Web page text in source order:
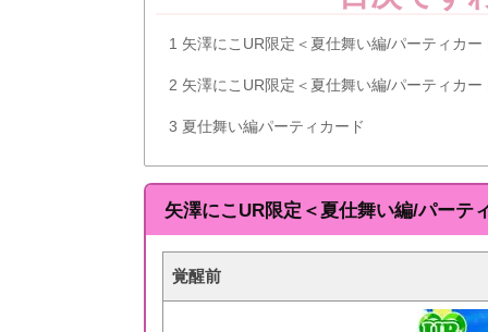
1 矢澤にこUR限定＜夏仕舞い編/パーティカー
2 矢澤にこUR限定＜夏仕舞い編/パーティカ
3 夏仕舞い編パーティカード
矢澤にこUR限定＜夏仕舞い編/パーテ
覚醒前